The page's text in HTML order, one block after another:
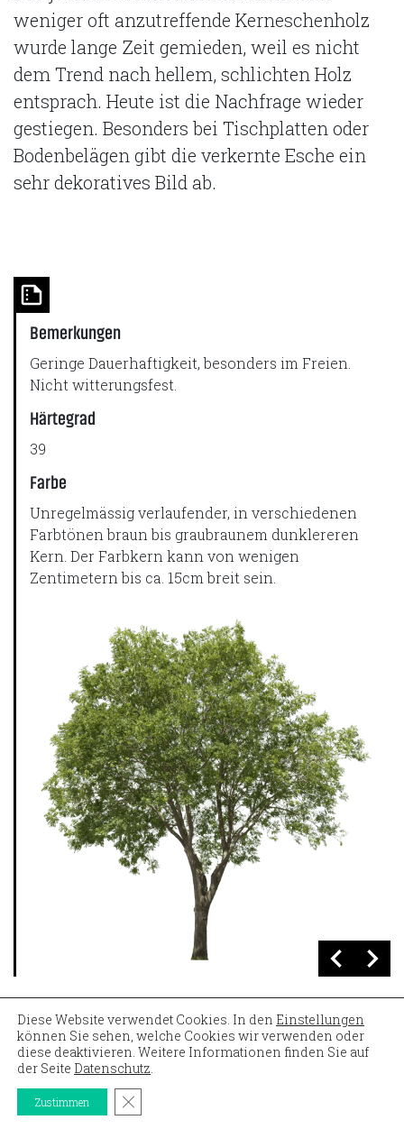
weniger oft anzutreffende Kerneschenholz
wurde lange Zeit gemieden, weil es nicht
dem Trend nach hellem, schlichten Holz
entsprach. Heute ist die Nachfrage wieder
gestiegen. Besonders bei Tischplatten oder
Bodenbelägen gibt die verkernte Esche ein
sehr dekoratives Bild ab.
Bemerkungen
Geringe Dauerhaftigkeit, besonders im Freien.
Nicht witterungsfest.
Härtegrad
39
Farbe
Unregelmässig verlaufender, in verschiedenen
Farbtönen braun bis graubraunem dunklereren
Kern. Der Farbkern kann von wenigen
Zentimetern bis ca. 15cm breit sein.
Durch seine auffällige dunklere Maserung ist das Holz
sehr lebendig gezeichnet und wird oft für
gestalterische Elemente, für Drechselarbeiten und im
Möbelbau verwendet.
Diese Website verwendet Cookies. In den Einstellungen
können Sie sehen, welche Cookies wir verwenden oder
diese deaktivieren. Weitere Informationen finden Sie auf
der Seite Datenschutz.
Zustimmen GDPR Cookie-Banner schließen